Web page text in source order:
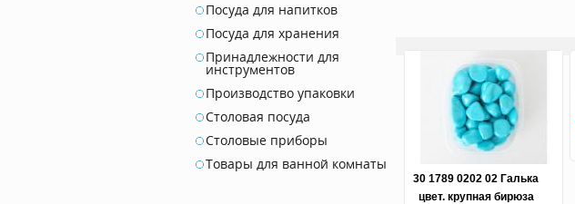
Посуда для напитков
Посуда для хранения
Принадлежности для
инструментов
Производство упаковки
Столовая посуда
Столовые приборы
Товары для ванной комнаты
30 1789 0202 02 Галька
цвет. крупная бирюза